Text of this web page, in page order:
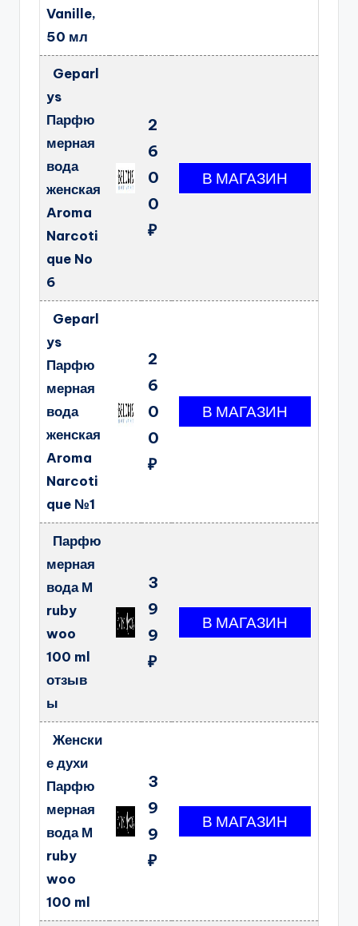
Vanille,
50 мл
Geparl
ys
Парфю
мерная
вода
женская
Aroma
Narcoti
que No
6
2
6
0
0
₽
Geparl
ys
Парфю
мерная
вода
женская
Aroma
Narcoti
que №1
2
6
0
0
₽
Парфю
мерная
вода М
ruby
woo
100 ml
отзыв
ы
3
9
9
₽
Женски
е духи
Парфю
мерная
вода М
ruby
woo
100 ml
3
9
9
₽